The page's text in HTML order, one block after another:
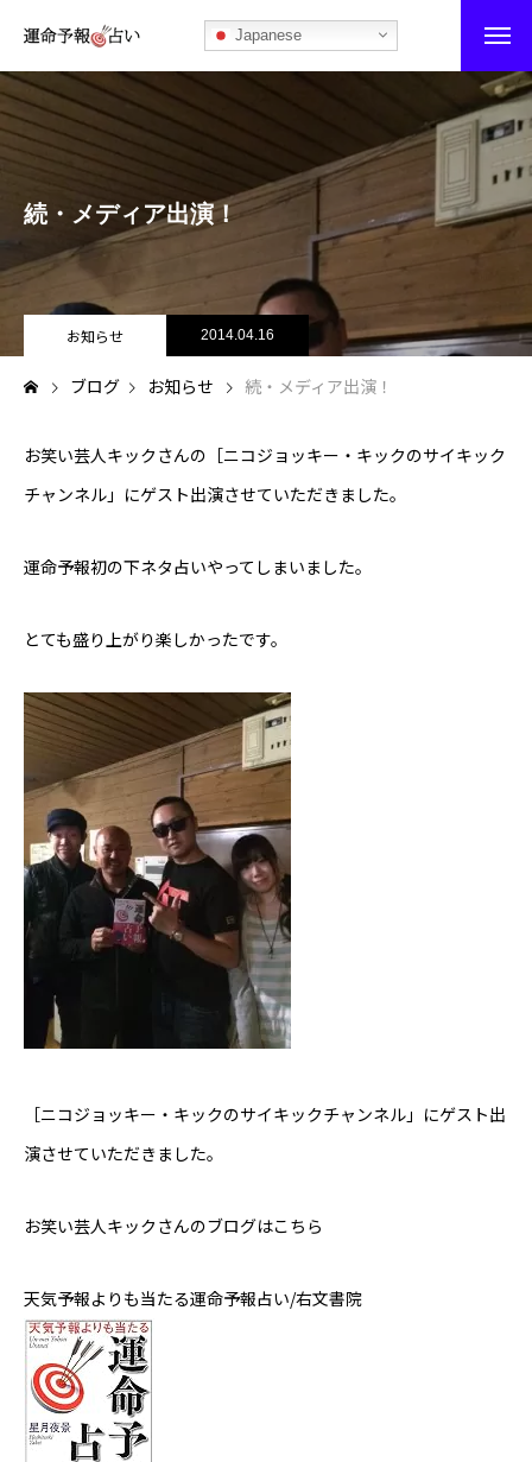
Japanese
運命予報占い
運命予報占いとは
あなたの所属部屋を探そう！
最恐の相性占い
秘伝公開！吉凶カレンダー
記事カテゴリー
ブログ
芸能界
テニス
スポーツ
社会
テニス四大大会・五輪
テニス四大大会・五輪
鑑定及び出演依頼
YouTube
Online Store
続・メディア出演！
お知らせ 2014.04.16
ブログ お知らせ 続・メディア出演！
お笑い芸人キックさんの［ニコジョッキー・キックのサイキック
チャンネル」にゲスト出演させていただきました。
運命予報初の下ネタ占いやってしまいました。
とても盛り上がり楽しかったです。
［ニコジョッキー・キックのサイキックチャンネル」 にゲスト出
演させていただきました。
お笑い芸人キックさんのブログはこちら
天気予報よりも当たる運命予報占い/右文書院